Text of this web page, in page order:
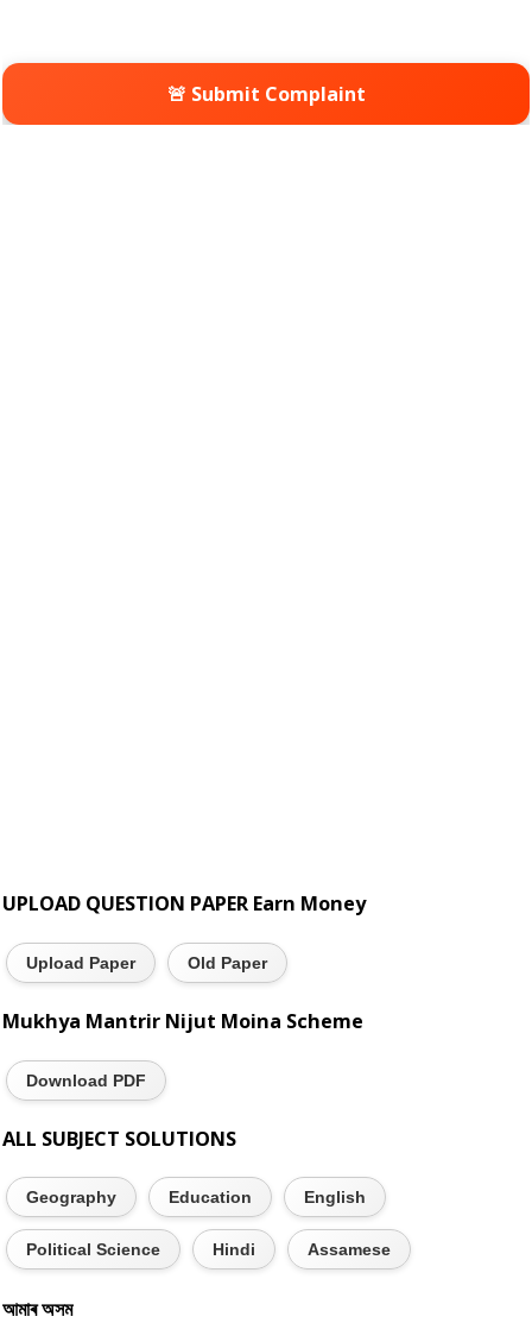
🚨 Submit Complaint
UPLOAD QUESTION PAPER Earn Money
Upload Paper Old Paper
Mukhya Mantrir Nijut Moina Scheme
Download PDF
ALL SUBJECT SOLUTIONS
Geography Education English
Political Science Hindi Assamese
আমাৰ অসম